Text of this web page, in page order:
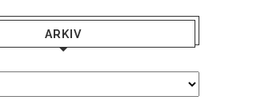
ARKIV